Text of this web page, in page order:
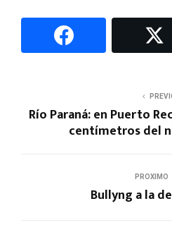
Río Paraná: en Puerto
centímetros del
PROXIMO
Bullyng a la